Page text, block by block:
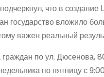
что в создание
государство вложило
важен реальный
по ул. Дюсенова,
по пятницу с